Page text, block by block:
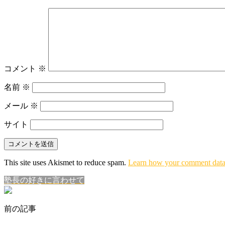
コメント ※
名前 ※
メール ※
サイト
This site uses Akismet to reduce spam. Learn how your comment
塾長の好きに言わせて
前の記事